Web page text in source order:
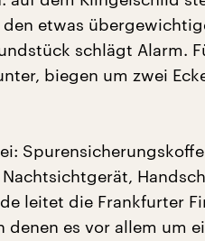
etwas
schlägt Alarm.
biegen um zwei
leitet die Frankfurter
denen es vor allem um